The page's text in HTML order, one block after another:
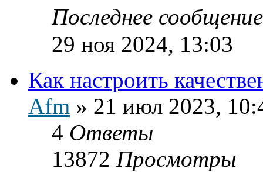
Последнее
29 ноя 2024, 13:03
Как настроить
Afm » 21 июл 2023,
4 Ответы
13872 Просмотры